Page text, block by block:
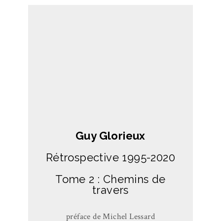
Guy Glorieux
Rétrospective 1995-2020
Tome 2 : Chemins de
travers
préface de Michel Lessard